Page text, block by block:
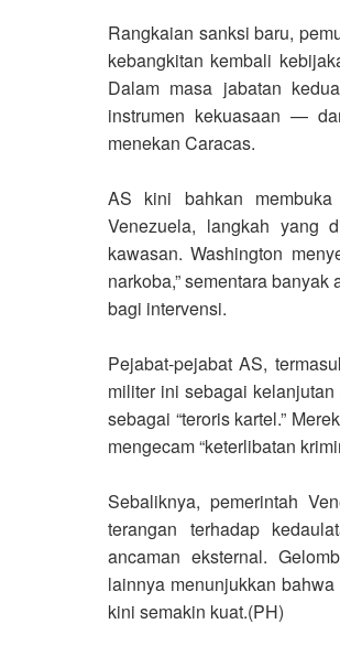
Rangkaian sanksi baru,
kebangkitan kembali
Dalam masa jabatan
instrumen kekuasaan —
menekan Caracas.
AS kini bahkan
Venezuela, langkah yang
kawasan. Washington
narkoba,” sementara
bagi intervensi.
Pejabat-pejabat AS,
militer ini sebagai
sebagai “teroris kartel.”
mengecam “keterlibatan
Sebaliknya, pemerintah
terangan terhadap
ancaman eksternal.
lainnya menunjukkan
kini semakin kuat.(PH)